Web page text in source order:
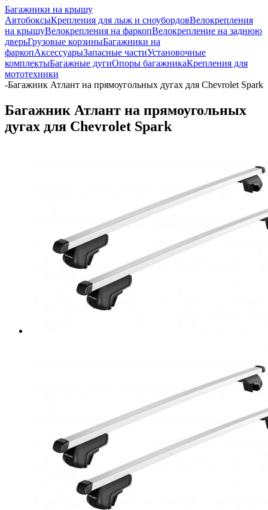
Багажники на крышу
АвтобоксыКрепления для лыж и сноубордовВелокрепления
на крышуВелокрепления на фаркопВелокрепление на заднюю
дверьГрузовые корзиныБагажники на
фаркопАксессуарыЗапасные частиУстановочные
комплектыБагажные дугиОпоры багажникаКрепления для
мототехники
-Багажник Атлант на прямоугольных дугах для Chevrolet Spark
Багажник Атлант на прямоугольных
дугах для Chevrolet Spark